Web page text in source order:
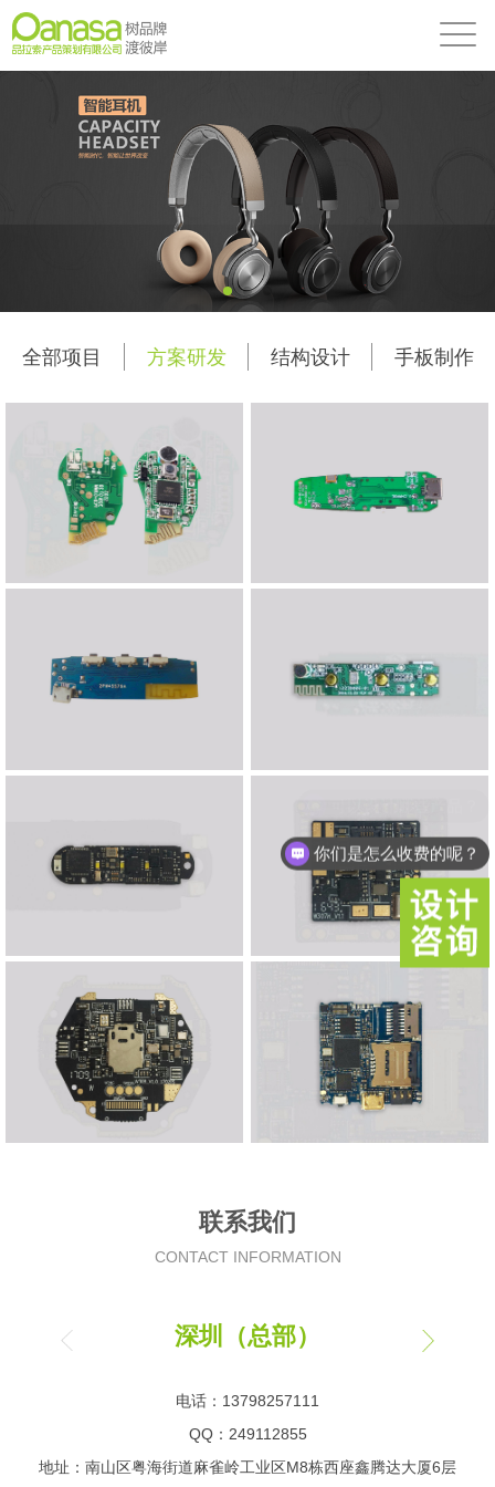
全部项目 方案研发 结构设计 手板制作
联系我们
CONTACT INFORMATION
深圳（总部）
电话：13798257111
QQ：249112855
地址：南山区粤海街道麻雀岭工业区M8栋西座鑫腾达大厦6层
你们是怎么收费的呢？